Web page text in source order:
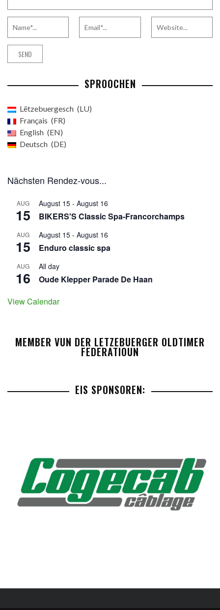
SPROOCHEN
Lëtzebuergesch
LU
Français
FR
English
EN
Deutsch
DE
Nächsten Rendez-vous...
AUG
15
August 15 - August 16
BIKERS'S Classic Spa-Francorchamps
AUG
15
August 15 - August 16
Enduro classic spa
AUG
16
All day
Oude Klepper Parade De Haan
View Calendar
MEMBER VUN DER LETZEBUERGER OLDTIMER
FEDERATIOUN
EIS SPONSOREN: